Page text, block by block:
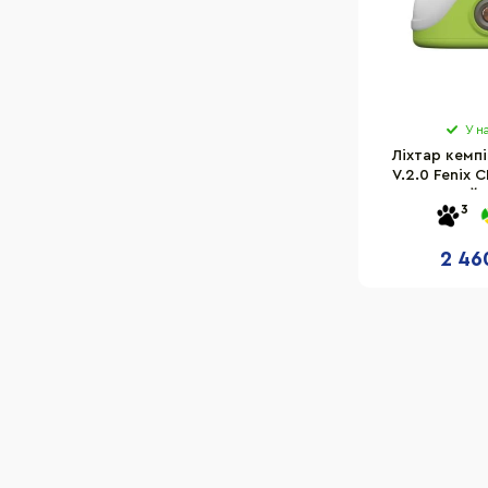
У
Ліхтар
V.2.0 Fenix
3
2